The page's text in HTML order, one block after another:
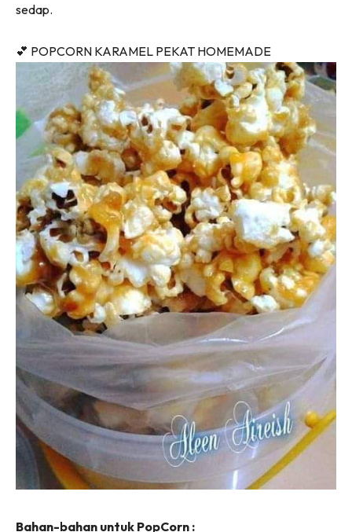
sedap.
💕 POPCORN KARAMEL PEKAT HOMEMADE
Bahan-bahan untuk PopCorn :